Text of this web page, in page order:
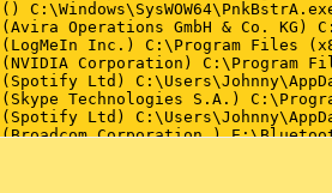
.
@="{D27CDB6B-AE6D-11cf-96B8-
.
@="1.0"
.
()
(Avira Operations GmbH & Co.
(LogMeIn Inc.) C:\Program Files
(NVIDIA Corporation) C:\Program
(Spotify Ltd)
(Skype Technologies S.A.)
(Spotify Ltd)
(Broadcom Corporation.)